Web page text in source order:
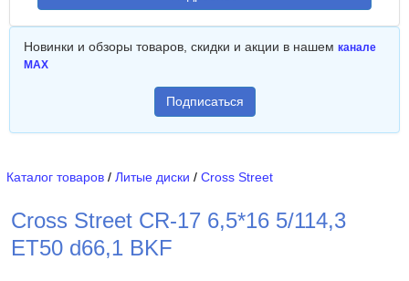
Новинки и обзоры товаров, скидки и акции в нашем канале
MAX
Подписаться
Каталог товаров / Литые диски / Cross Street
Cross Street CR-17 6,5*16 5/114,3
ET50 d66,1 BKF